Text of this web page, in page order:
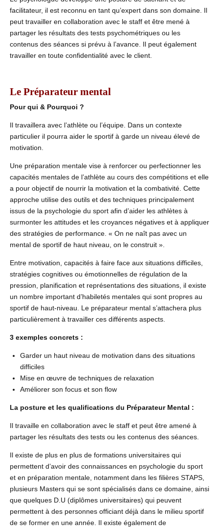
facilitateur, il est reconnu en tant qu’expert dans son domaine. Il
peut travailler en collaboration avec le staff et être mené à
partager les résultats des tests psychométriques ou les
contenus des séances si prévu à l’avance. Il peut également
travailler en toute confidentialité avec le client.
Le Préparateur mental
Pour qui & Pourquoi ?
Il travaillera avec l’athlète ou l’équipe. Dans un contexte
particulier il pourra aider le sportif à garde un niveau élevé de
motivation.
Une préparation mentale vise à renforcer ou perfectionner les
capacités mentales de l’athlète au cours des compétitions et elle
a pour objectif de nourrir la motivation et la combativité. Cette
approche utilise des outils et des techniques principalement
issus de la psychologie du sport afin d’aider les athlètes à
surmonter les attitudes et les croyances négatives et à appliquer
des stratégies de performance. « On ne naît pas avec un
mental de sportif de haut niveau, on le construit ».
Entre motivation, capacités à faire face aux situations difficiles,
stratégies cognitives ou émotionnelles de régulation de la
pression, planification et représentations des situations, il existe
un nombre important d’habiletés mentales qui sont propres au
sportif de haut-niveau. Le préparateur mental s’attachera plus
particulièrement à travailler ces différents aspects.
3 exemples concrets :
Garder un haut niveau de motivation dans des situations
difficiles
Mise en œuvre de techniques de relaxation
Améliorer son focus et son flow
La posture et les qualifications du Préparateur Mental :
Il travaille en collaboration avec le staff et peut être amené à
partager les résultats des tests ou les contenus des séances.
Il existe de plus en plus de formations universitaires qui
permettent d’avoir des connaissances en psychologie du sport
et en préparation mentale, notamment dans les filières STAPS,
plusieurs Masters qui se sont spécialisés dans ce domaine, ainsi
que quelques D.U (diplômes universitaires) qui peuvent
permettent à des personnes officiant déjà dans le milieu sportif
de se former en une année. Il existe également de